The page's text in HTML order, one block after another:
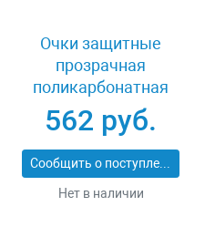
Очки защитные
прозрачная
поликарбонатная
монолинза ЗУБР
ЭКСПЕРТ 110310
562 руб.
Сообщить о поступлении
Нет в наличии